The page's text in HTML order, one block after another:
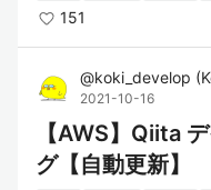
151
@koki_develop (
2021-10-16
【AWS】Qiita
グ【自動更新】